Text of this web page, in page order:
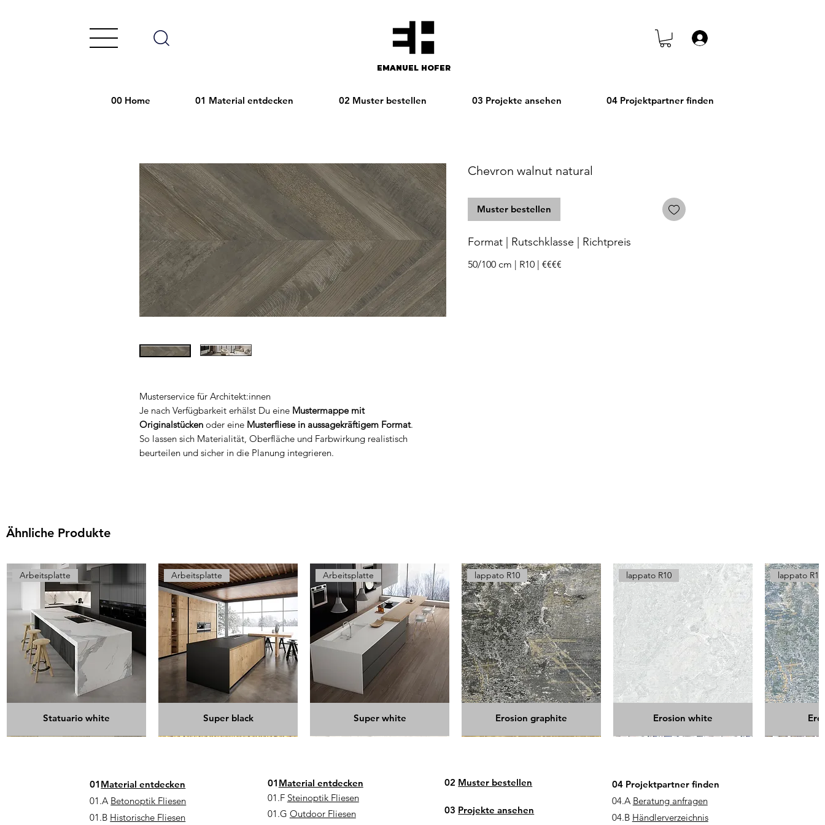
EMANUEL HOFER​​
00 Home 01 Material entdecken 02 Muster bestellen 03 Projekte ansehen 04 Projektpartner finden
Musterservice für Architekt:innen
Je nach Verfügbarkeit erhälst Du eine Mustermappe mit
Originalstücken oder eine Musterfliese in aussagekräftigem Format.
So lassen sich Materialität, Oberfläche und Farbwirkung realistisch
beurteilen und sicher in die Planung integrieren.
Chevron walnut natural
Muster bestellen
Format | Rutschklasse | Richtpreis
50/100 cm | R10 | €€€€
Ähnliche Produkte
Arbeitsplatte
Statuario white
Arbeitsplatte
Super black
Arbeitsplatte
Super white
lappato R10
Erosion graphite
lappato R10
Erosion white
lappato R10
01 Material entdecken
01.A Betonoptik Fliesen
01.B Historische Fliesen
01 Material entdecken
01.F Steinoptik Fliesen
01.G Outdoor Fliesen
02 Muster bestellen
03 Projekte ansehen
04 Projektpartner finden
04.A Beratung anfragen
04.B Händlerverzeichnis